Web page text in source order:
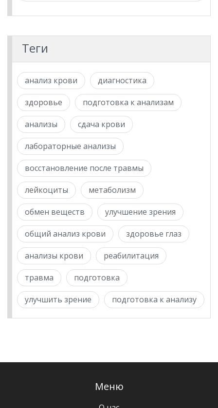
Теги
анализ крови диагностика
здоровье подготовка к анализам
анализы сдача крови
лабораторные анализы
восстановление после травмы
лейкоциты метаболизм
обмен веществ улучшение зрения
общий анализ крови здоровье глаз
анализы крови реабилитация
травма подготовка
улучшить зрение подготовка к анализу
Меню